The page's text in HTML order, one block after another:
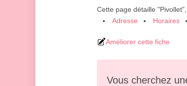
Cette page détaille "Pivollet",
Adresse
Horaires
Améliorer cette fiche
Vous cherchez